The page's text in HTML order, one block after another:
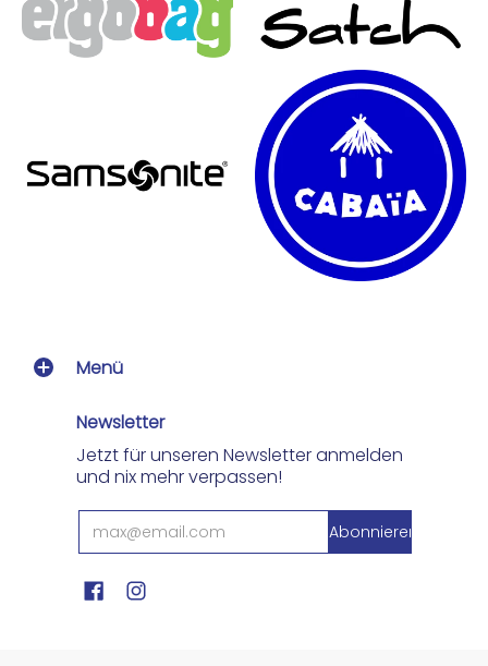
Menü
Newsletter
Jetzt für unseren Newsletter anmelden
und nix mehr verpassen!